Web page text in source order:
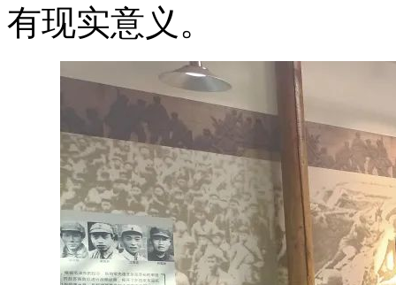
有现实意义。